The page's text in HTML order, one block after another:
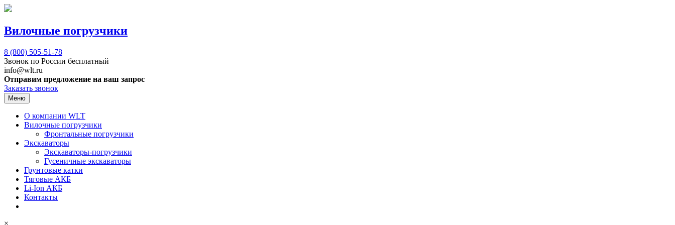
Вилочные погрузчики
8 (800) 505-51-78
Звонок по России бесплатный
info@wlt.ru
Отправим предложение на ваш запрос
Заказать звонок
Меню
О компании WLT
Вилочные погрузчики
Фронтальные погрузчики
Экскаваторы
Экскаваторы-погрузчики
Гусеничные экскаваторы
Грунтовые катки
Тяговые АКБ
Li-Ion АКБ
Контакты
×